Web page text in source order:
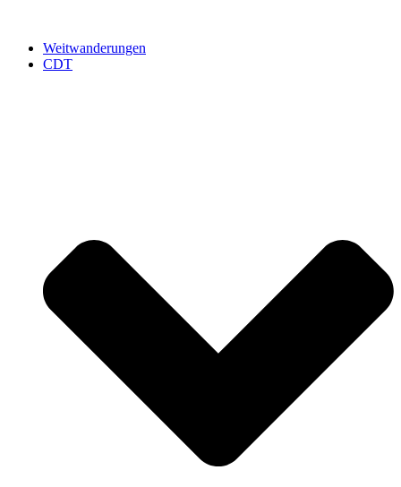
Weitwanderungen
CDT